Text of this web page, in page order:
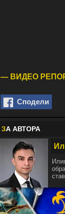
— ВИДЕО
Сподели
ЗА АВТОРА